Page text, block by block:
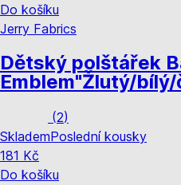
Do košíku
Jerry Fabrics
Dětský polštářek
Emblem"Žlutý/
(2)
SklademPoslední kousky
181 Kč
Do košíku